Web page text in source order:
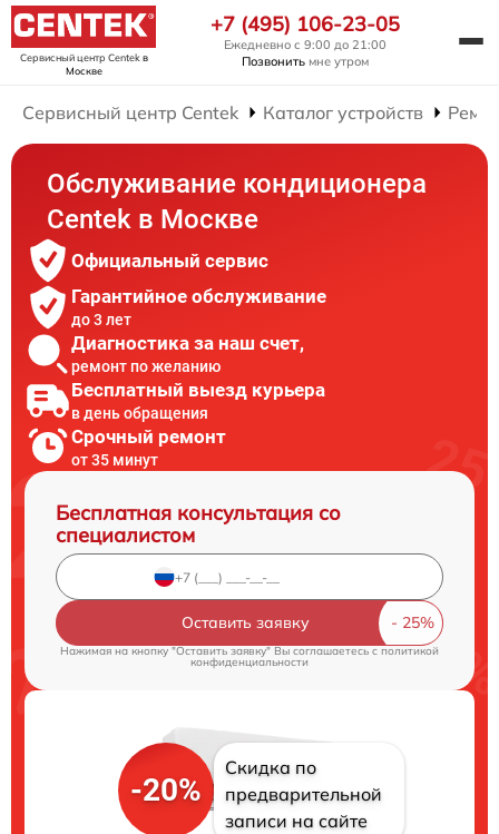
Сервисный центр Centekв
Москве
+7 (495) 106-23-05
Ежедневно с 9:00 до 21:00
Позвонить мне утром
Сервисный центр Centek Каталог устройств
Обслуживание кондиционера
Centek в Москве
Официальный сервис
Гарантийное обслуживание
до 3 лет
Диагностика за наш счет,
ремонт по желанию
Бесплатный выезд курьера
в день обращения
Срочный ремонт
от 35 минут
Бесплатная консультация со
специалистом
Оставить заявку
Нажимая на кнопку "Оставить заявку" Вы соглашаетесь c политикой
конфиденциальности
-20%
Скидка по
предварительной
записи на сайте